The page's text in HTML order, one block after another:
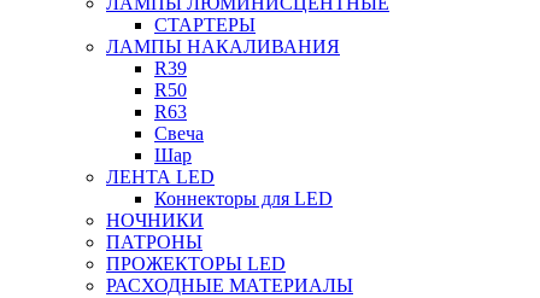
СТАРТЕРЫ
ЛАМПЫ НАКАЛИВАНИЯ
R39
R50
R63
Свеча
Шар
ЛЕНТА LED
Коннекторы для LED
НОЧНИКИ
ПАТРОНЫ
ПРОЖЕКТОРЫ LED
РАСХОДНЫЕ МАТЕРИАЛЫ